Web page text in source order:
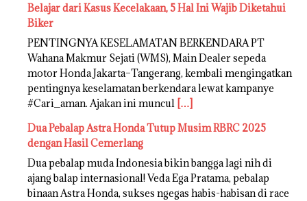
Belajar dari Kasus Kecelakaan, 5 Hal Ini Wajib Diketahui
Biker
PENTINGNYA KESELAMATAN BERKENDARA PT
Wahana Makmur Sejati (WMS), Main Dealer sepeda
motor Honda Jakarta–Tangerang, kembali mengingatkan
pentingnya keselamatan berkendara lewat kampanye
#Cari_aman. Ajakan ini muncul […]
Dua Pebalap Astra Honda Tutup Musim RBRC 2025
dengan Hasil Cemerlang
Dua pebalap muda Indonesia bikin bangga lagi nih di
ajang balap internasional! Veda Ega Pratama, pebalap
binaan Astra Honda, sukses ngegas habis-habisan di race